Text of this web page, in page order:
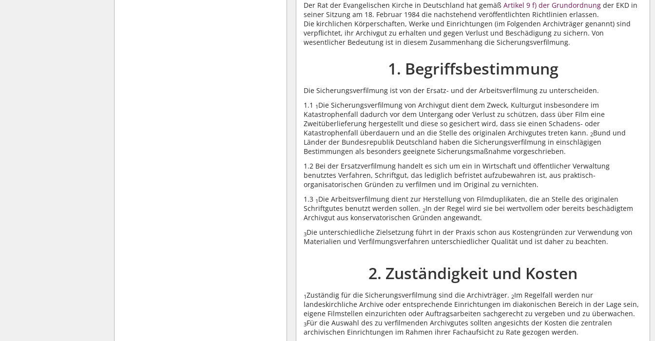
Der Rat der Evangelischen Kirche in Deutschland hat gemäßArtikel 9 f) der Grundordnung der EKD in
seiner Sitzung am 18. Februar 1984 die nachstehend veröffentlichten Richtlinien erlassen.
Die kirchlichen Körperschaften, Werke und Einrichtungen (im Folgenden Archivträger genannt) sind
verpflichtet, ihr Archivgut zu erhalten und gegen Verlust und Beschädigung zu sichern. Von
wesentlicher Bedeutung ist in diesem Zusammenhang die Sicherungsverfilmung.
1. Begriffsbestimmung
Die Sicherungsverfilmung ist von der Ersatz- und der Arbeitsverfilmung zu unterscheiden.
1.1 1 Die Sicherungsverfilmung von Archivgut dient dem Zweck, Kulturgut insbesondere im
Katastrophenfall dadurch vor dem Untergang oder Verlust zu schützen, dass über Film eine
Zweitüberlieferung hergestellt und diese so gesichert wird, dass sie einen Schadens- oder
Katastrophenfall überdauern und an die Stelle des originalen Archivgutes treten kann. 2Bund und
Länder der Bundesrepublik Deutschland haben die Sicherungsverfilmung in einschlägigen
Bestimmungen als besonders geeignete Sicherungsmaßnahme vorgeschrieben.
1.2 Bei der Ersatzverfilmung handelt es sich um ein in Wirtschaft und öffentlicher Verwaltung
benutztes Verfahren, Schriftgut, das lediglich befristet aufzubewahren ist, aus praktisch-
organisatorischen Gründen zu verfilmen und im Original zu vernichten.
1.3 1 Die Arbeitsverfilmung dient zur Herstellung von Filmduplikaten, die an Stelle des originalen
Schriftgutes benutzt werden sollen. 2In der Regel wird sie bei wertvollem oder bereits beschädigtem
Archivgut aus konservatorischen Gründen angewandt.
3Die unterschiedliche Zielsetzung führt in der Praxis schon aus Kostengründen zur Verwendung von
Materialien und Verfilmungsverfahren unterschiedlicher Qualität und ist daher zu beachten.
2. Zuständigkeit und Kosten
1Zuständig für die Sicherungsverfilmung sind die Archivträger. 2Im Regelfall werden nur
landeskirchliche Archive oder entsprechende Einrichtungen im diakonischen Bereich in der Lage sein,
eigene Filmstellen einzurichten oder Auftragsarbeiten sachgerecht zu vergeben und zu überwachen.
3Für die Auswahl des zu verfilmenden Archivgutes sollten angesichts der Kosten die zentralen
archivischen Einrichtungen im Rahmen ihrer Fachaufsicht zu Rate gezogen werden.